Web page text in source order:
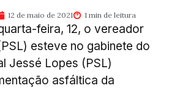
12 de maio de 2021 1 min de leitura
feira, 12, o vereador
esteve no gabinete do
Jessé Lopes (PSL)
asfáltica da